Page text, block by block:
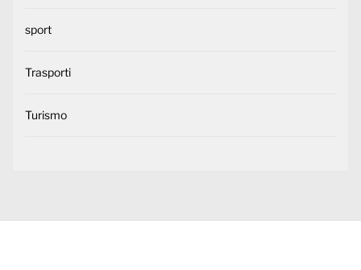
sport
Trasporti
Turismo